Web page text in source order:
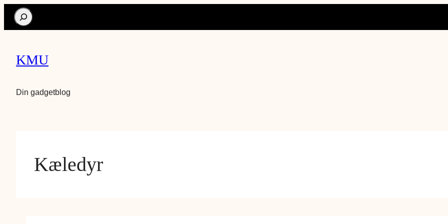
Search
KMU
Din gadgetblog
Kæledyr